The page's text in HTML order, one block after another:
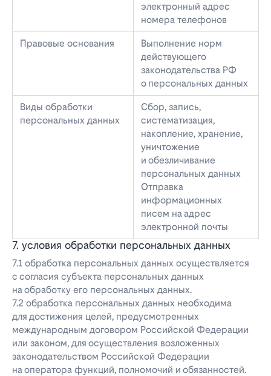
электронный адрес
номера телефонов
Правовые основания
Выполнение норм
действующего
законодательства РФ
о персональных данных
Виды обработки
персональных данных
Сбор, запись,
систематизация,
накопление, хранение,
уничтожение
и обезличивание
персональных данных
Отправка
информационных
писем на адрес
электронной почты
7. условия обработки персональных данных
7.1 обработка персональных данных осуществляется
с согласия субъекта персональных данных
на обработку его персональных данных.
7.2 обработка персональных данных необходима
для достижения целей, предусмотренных
международным договором Российской Федерации
или законом, для осуществления возложенных
законодательством Российской Федерации
на оператора функций, полномочий и обязанностей.